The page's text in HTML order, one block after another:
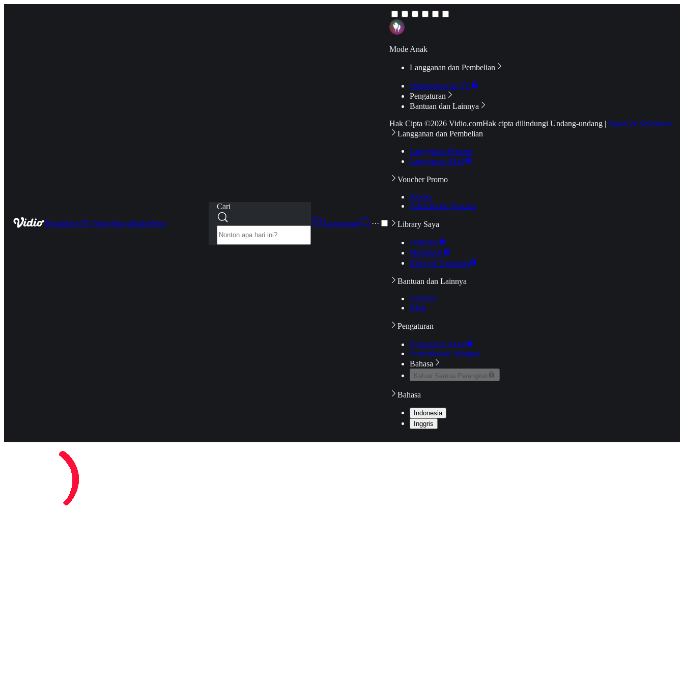
HomeLiveTV ShowSportsKidsNews
Cari
Langganan
···
Mode Anak
Langganan dan Pembelian
Hubungkan ke TV
Pengaturan
Bantuan dan Lainnya
Hak Cipta ©2026 Vidio.comHak cipta dilindungi Undang-undang | Syarat & Ketentuan
Langganan dan Pembelian
Langganan Premier
Langganan Aktif
Voucher Promo
Promo
Pakai Kode Voucher
Library Saya
Daftarku
Mengikuti
Riwayat Tontonan
Bantuan dan Lainnya
Bantuan
Blog
Pengaturan
Pengaturan Akun
Pemeriksaan Jaringan
Bahasa
Keluar Semua Perangkat
Bahasa
Indonesia
Inggris